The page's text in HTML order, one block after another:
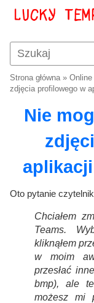
Strona główna» Online
zdjęcia profilowego w
Nie
Oto pytanie
Chciałem
Teams.
kliknąłem
w moim
przesłać
bmp), ale
możesz mi